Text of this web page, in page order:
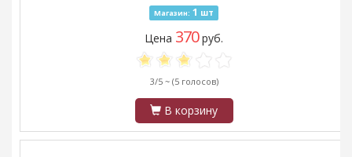
Магазин: 1 шт
Цена 370руб.
3/5 ~ (5 голосов)
В корзину